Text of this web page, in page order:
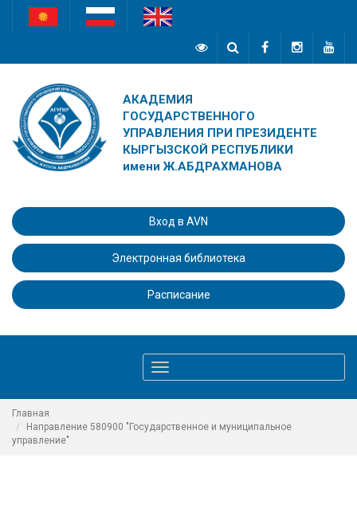
АКАДЕМИЯ
ГОСУДАРСТВЕННОГО
УПРАВЛЕНИЯ ПРИ ПРЕЗИДЕНТЕ
КЫРГЫЗСКОЙ РЕСПУБЛИКИ
имени Ж.АБДРАХМАНОВА
Вход в AVN
Электронная библиотека
Расписание
navigation
Главная
Направление 580900 "Государственное и муниципальное
управление"